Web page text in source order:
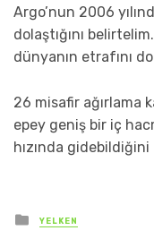
Argo’nun 2006
dolaştığını
dünyanın etrafını
26 misafir ağırlama
epey geniş bir iç
hızında
Posted
in
YELKEN